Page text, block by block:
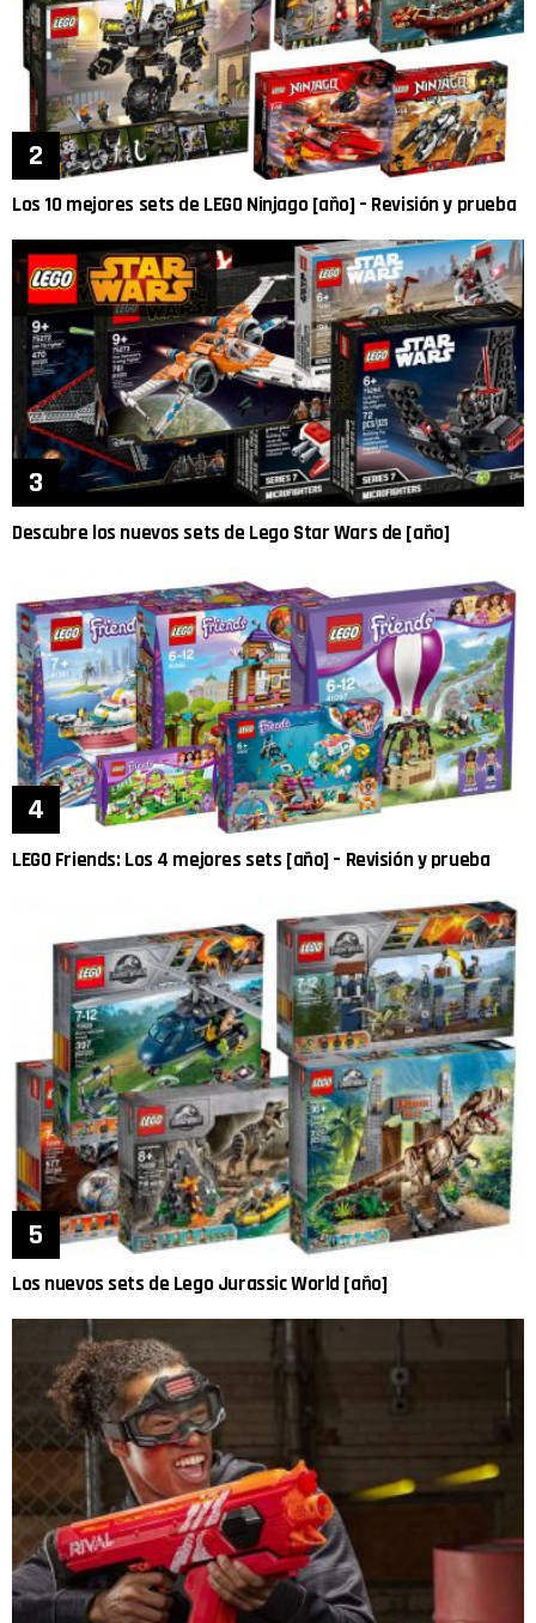
Los 10 mejores sets de LEGO Ninjago [año] – Revisión y prueba
Descubre los nuevos sets de Lego Star Wars de [año]
LEGO Friends: Los 4 mejores sets [año] – Revisión y prueba
Los nuevos sets de Lego Jurassic World [año]